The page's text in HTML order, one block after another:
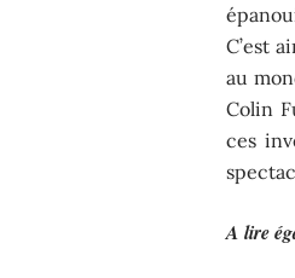
C’est
au
Colin
ces
A lire